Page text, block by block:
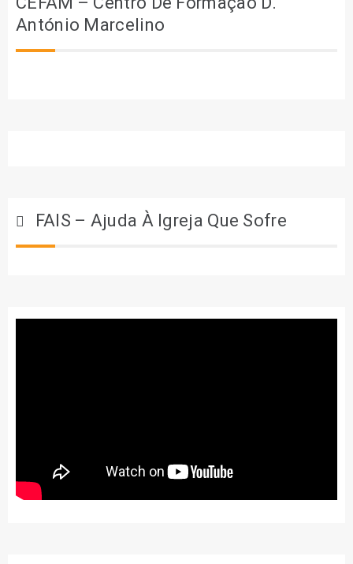
António Marcelino
FAIS – Ajuda À Igreja Que Sofre